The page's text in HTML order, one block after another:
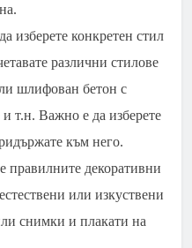
изберете конкретен стил
различни стилове
шлифован бетон с
т.н. Важно е да изберете
към него.
правилните декоративни
или изкуствени
снимки и плакати на